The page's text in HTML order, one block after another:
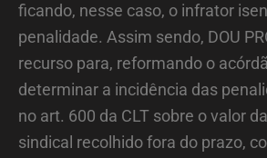
ficando, nesse caso, o infrator
penalidade. Assim sendo, DOU
recurso para, reformando o
determinar a incidência das
no art. 600 da CLT sobre o valor
sindical recolhido fora do prazo,